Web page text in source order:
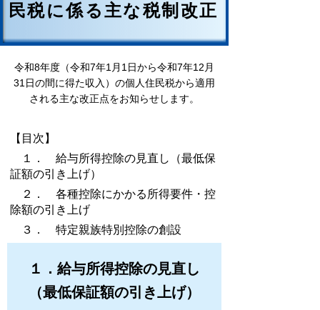
民税に係る主な税制改正
令和8年度（令和7年1月1日から令和7年12月
31日の間に得た収入）の個人住民税から適用
される主な改正点をお知らせします。
【目次】
１． 給与所得控除の見直し（最低保
証額の引き上げ）
２． 各種控除にかかる所得要件・控
除額の引き上げ
３． 特定親族特別控除の創設
１．給与所得控除の見直し
（最低保証額の引き上げ）